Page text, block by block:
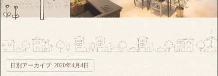
日別アーカイブ: 2020年4月4日